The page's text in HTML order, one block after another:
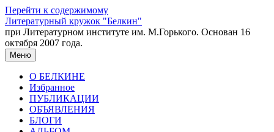
Перейти к содержимому
Литературный кружок "Белкин"
при Литературном институте им. М.Горького. Основан 16
октября 2007 года.
Меню
О БЕЛКИНЕ
Избранное
ПУБЛИКАЦИИ
ОБЪЯВЛЕНИЯ
БЛОГИ